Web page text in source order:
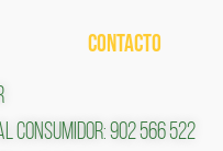
CONTACTO
Consumidor: 902 566 522